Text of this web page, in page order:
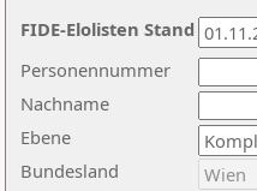
Nachname
Ebene
Personennummer
Bundesland
FIDE-Elolisten Stand